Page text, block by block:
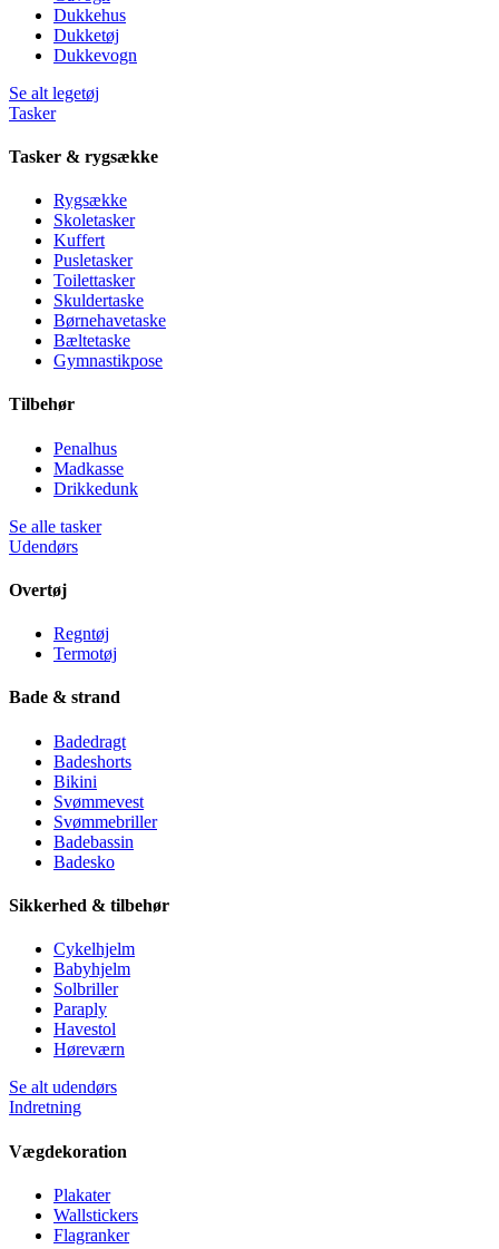
Dukkehus
Dukketøj
Dukkevogn
Se alt legetøj
Tasker
Tasker & rygsække
Rygsække
Skoletasker
Kuffert
Pusletasker
Toilettasker
Skuldertaske
Børnehavetaske
Bæltetaske
Gymnastikpose
Tilbehør
Penalhus
Madkasse
Drikkedunk
Se alle tasker
Udendørs
Overtøj
Regntøj
Termotøj
Bade & strand
Badedragt
Badeshorts
Bikini
Svømmevest
Svømmebriller
Badebassin
Badesko
Sikkerhed & tilbehør
Cykelhjelm
Babyhjelm
Solbriller
Paraply
Havestol
Høreværn
Se alt udendørs
Indretning
Vægdekoration
Plakater
Wallstickers
Flagranker